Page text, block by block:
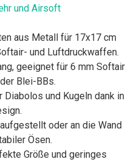
und Airsoft
aus Metall für 17x17 cm
und Luftdruckwaffen.
geeignet für 6 mm Softair
Blei-BBs.
Diabolos und Kugeln dank in
oder an die Wand
Ösen.
Größe und geringes